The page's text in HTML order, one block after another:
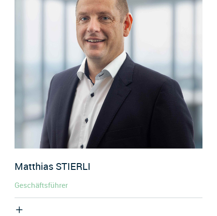
Matthias STIERLI
Geschäftsführer